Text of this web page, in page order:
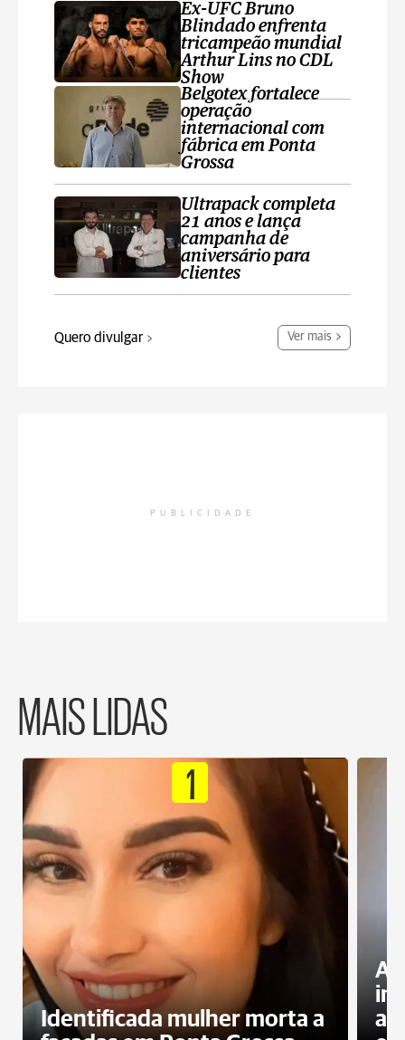
Ex-UFC Bruno
Blindado enfrenta
tricampeão mundial
Arthur Lins no CDL
Show
Belgotex fortalece
operação
internacional com
fábrica em Ponta
Grossa
Ultrapack completa
21 anos e lança
campanha de
aniversário para
clientes
Quero divulgar Ver mais
PUBLICIDADE
MAIS LIDAS
1
Identificada mulher morta a